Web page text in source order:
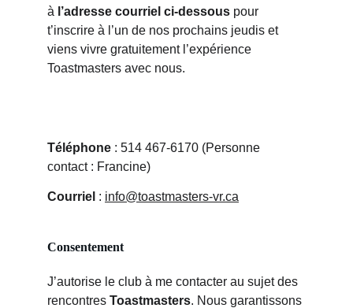
à l’adresse courriel ci-dessous pour
t’inscrire à l’un de nos prochains jeudis et
viens vivre gratuitement l’expérience
Toastmasters avec nous.
Consentement
J’autorise le club à me contacter au sujet des
rencontres Toastmasters. Nous garantissons
Téléphone : 514 467-6170 (Personne
contact : Francine)
Courriel : info@toastmasters-vr.ca